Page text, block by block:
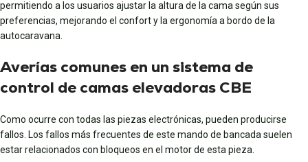
permitiendo a los usuarios ajustar la altura de la cama según sus
preferencias, mejorando el confort y la ergonomía a bordo de la
autocaravana.
Averías comunes en un sistema de
control de camas elevadoras CBE
Como ocurre con todas las piezas electrónicas, pueden producirse
fallos. Los fallos más frecuentes de este mando de bancada suelen
estar relacionados con bloqueos en el motor de esta pieza.